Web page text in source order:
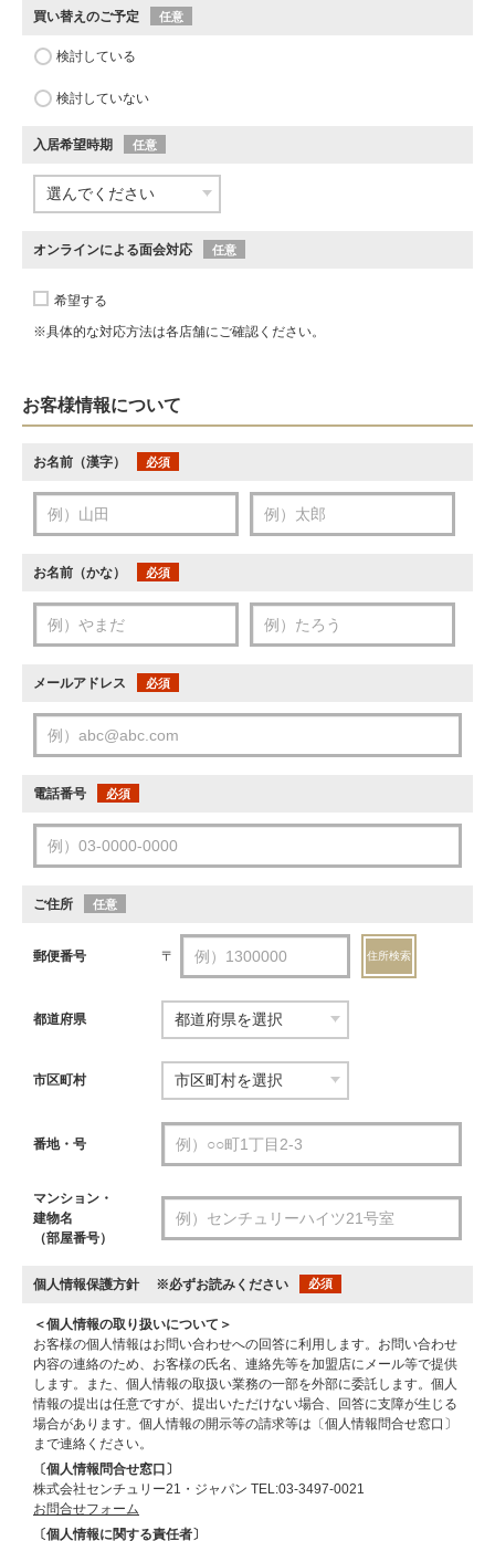
買い替えのご予定 任意
検討している
検討していない
入居希望時期 任意
オンラインによる面会対応 任意
希望する
※具体的な対応方法は各店舗にご確認ください。
お客様情報について
お名前（漢字） 必須
お名前（かな） 必須
メールアドレス 必須
電話番号 必須
ご住所 任意
郵便番号 〒 住所検索
都道府県
市区町村
番地・号
マンション・
建物名
（部屋番号）
個人情報保護方針 ※必ずお読みください 必須
＜個人情報の取り扱いについて＞
お客様の個人情報はお問い合わせへの回答に利用します。お問い合わせ
内容の連絡のため、お客様の氏名、連絡先等を加盟店にメール等で提供
します。また、個人情報の取扱い業務の一部を外部に委託します。個人
情報の提出は任意ですが、提出いただけない場合、回答に支障が生じる
場合があります。個人情報の開示等の請求等は〔個人情報問合せ窓口〕
まで連絡ください。
〔個人情報問合せ窓口〕
株式会社センチュリー21・ジャパン TEL:03-3497-0021
お問合せフォーム
〔個人情報に関する責任者〕